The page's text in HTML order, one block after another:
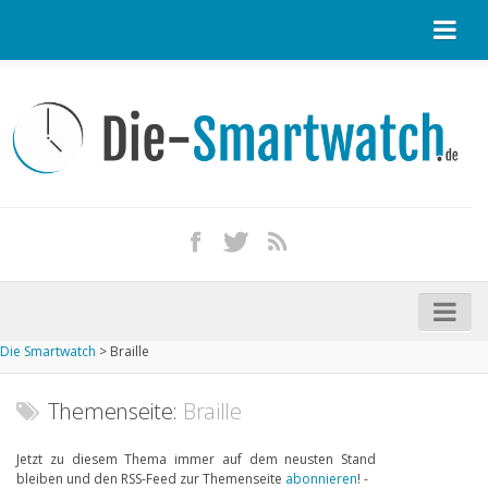
Kontakt / Tipp geben
Impressum
iPhone kaufen
Startseite
Aktuelle Smartwatches im Test
Die Smartwatch > Braille
Themenseite: Braille
Jetzt zu diesem Thema immer auf dem neusten Stand
bleiben und den RSS-Feed zur Themenseite abonnieren! -